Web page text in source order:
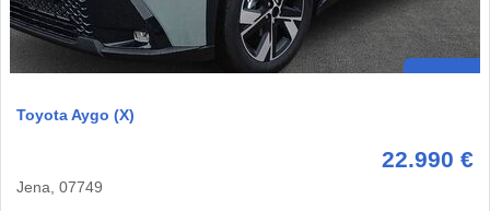
Toyota Aygo (X)
22.990 €
Jena, 07749